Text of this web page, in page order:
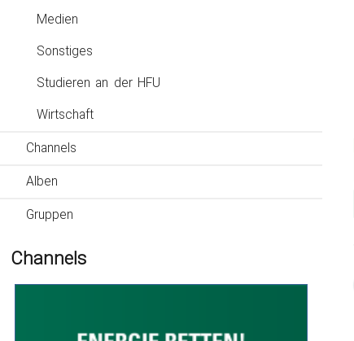
Medien
Sonstiges
Studieren an der HFU
Wirtschaft
Channels
Alben
Gruppen
Channels